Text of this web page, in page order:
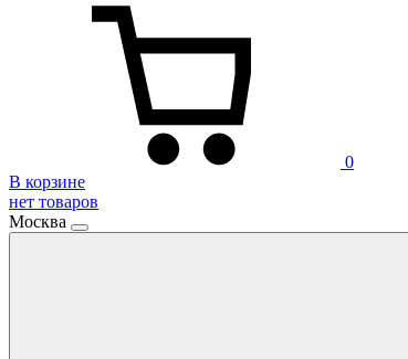
0
В корзине
нет товаров
Москва